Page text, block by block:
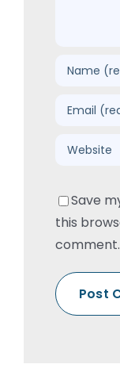
Save
this
comment.